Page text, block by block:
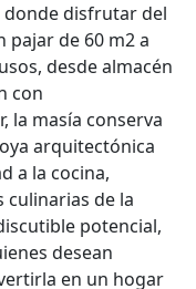
donde disfrutar del
pajar de 60 m2 a
desde almacén
con
la masía conserva
arquitectónica
a la cocina,
de la
potencial,
desean
en un hogar